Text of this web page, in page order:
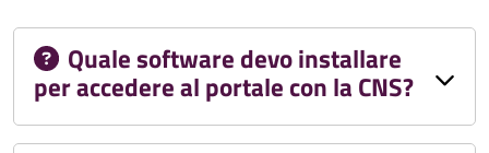
Quale software devo installare
per accedere al portale con la CNS?